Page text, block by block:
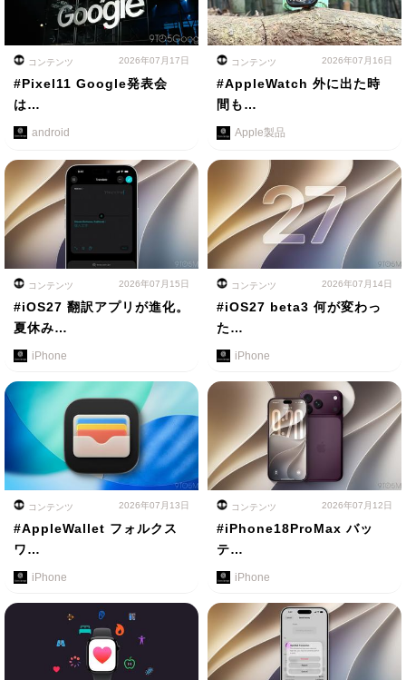
コンテンツ 2026年07月17日
#Pixel11 Google発表会
は…
android
コンテンツ 2026年07月16日
#AppleWatch 外に出た時
間も…
Apple製品
コンテンツ 2026年07月15日
#iOS27 翻訳アプリが進化。
夏休み…
iPhone
コンテンツ 2026年07月14日
#iOS27 beta3 何が変わっ
た…
iPhone
コンテンツ 2026年07月13日
#AppleWallet フォルクス
ワ…
iPhone
コンテンツ 2026年07月12日
#iPhone18ProMax バッ
テ…
iPhone